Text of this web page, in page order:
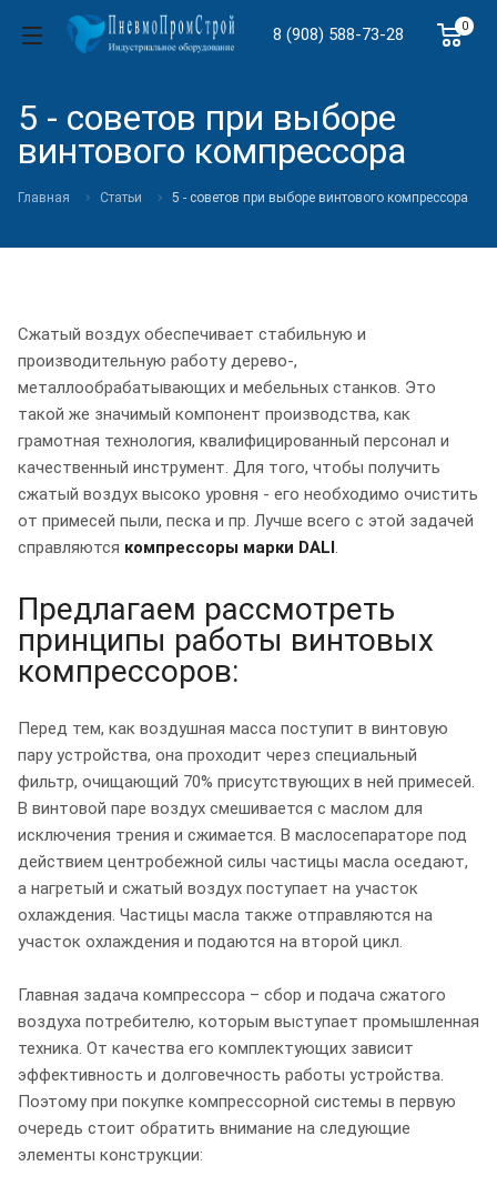
0
8 (908) 588-73-28
5 - советов при выборе
винтового компрессора
Главная Статьи 5 - советов при выборе винтового компрессора
Сжатый воздух обеспечивает стабильную и
производительную работу дерево-,
металлообрабатывающих и мебельных станков. Это
такой же значимый компонент производства, как
грамотная технология, квалифицированный персонал и
качественный инструмент. Для того, чтобы получить
сжатый воздух высоко уровня - его необходимо очистить
от примесей пыли, песка и пр. Лучше всего с этой задачей
справляются компрессоры марки DALI.
Предлагаем рассмотреть
принципы работы винтовых
компрессоров:
Перед тем, как воздушная масса поступит в винтовую
пару устройства, она проходит через специальный
фильтр, очищающий 70% присутствующих в ней примесей.
В винтовой паре воздух смешивается с маслом для
исключения трения и сжимается. В маслосепараторе под
действием центробежной силы частицы масла оседают,
а нагретый и сжатый воздух поступает на участок
охлаждения. Частицы масла также отправляются на
участок охлаждения и подаются на второй цикл.
Главная задача компрессора – сбор и подача сжатого
воздуха потребителю, которым выступает промышленная
техника. От качества его комплектующих зависит
эффективность и долговечность работы устройства.
Поэтому при покупке компрессорной системы в первую
очередь стоит обратить внимание на следующие
элементы конструкции: